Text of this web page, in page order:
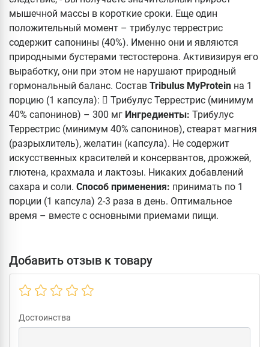
мышечной массы в короткие сроки. Еще один
положительный момент – трибулус террестрис
содержит сапонины (40%). Именно они и являются
природными бустерами тестостерона. Активизируя его
выработку, они при этом не нарушают природный
гормональный баланс. Состав Tribulus MyProtein на 1
порцию (1 капсула):  Трибулус Террестрис (минимум
40% сапонинов) – 300 мг Ингредиенты: Трибулус
Террестрис (минимум 40% сапонинов), стеарат магния
(разрыхлитель), желатин (капсула). Не содержит
искусственных красителей и консервантов, дрожжей,
глютена, крахмала и лактозы. Никаких добавлений
сахара и соли. Способ применения: принимать по 1
порции (1 капсула) 2-3 раза в день. Оптимальное
время – вместе с основными приемами пищи.
Добавить отзыв к товару
Достоинства